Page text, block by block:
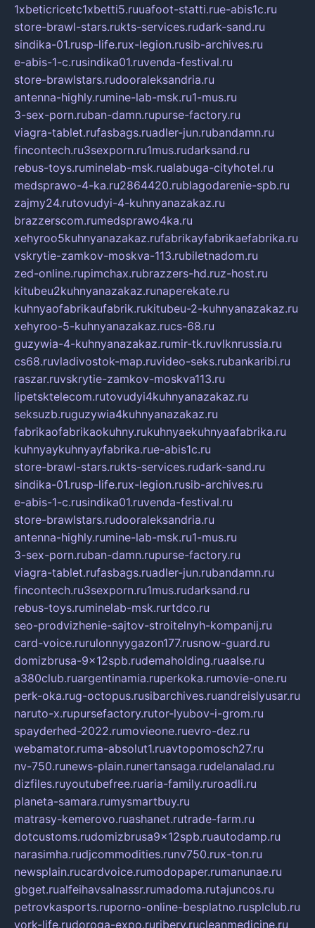
1xbeticricetc1xbetti5.ruuafoot-statti.rue-abis1c.ru
store-brawl-stars.rukts-services.rudark-sand.ru
sindika-01.rusp-life.rux-legion.rusib-archives.ru
e-abis-1-c.rusindika01.ruvenda-festival.ru
store-brawlstars.rudooraleksandria.ru
antenna-highly.rumine-lab-msk.ru1-mus.ru
3-sex-porn.ruban-damn.rupurse-factory.ru
viagra-tablet.rufasbags.ruadler-jun.rubandamn.ru
fincontech.ru3sexporn.ru1mus.rudarksand.ru
rebus-toys.ruminelab-msk.rualabuga-cityhotel.ru
medsprawo-4-ka.ru2864420.rublagodarenie-spb.ru
zajmy24.rutovudyi-4-kuhnyanazakaz.ru
brazzerscom.rumedsprawo4ka.ru
xehyroo5kuhnyanazakaz.rufabrikayfabrikaefabrika.ru
vskrytie-zamkov-moskva-113.rubiletnadom.ru
zed-online.rupimchax.rubrazzers-hd.ruz-host.ru
kitubeu2kuhnyanazakaz.runaperekate.ru
kuhnyaofabrikaufabrik.rukitubeu-2-kuhnyanazakaz.ru
xehyroo-5-kuhnyanazakaz.rucs-68.ru
guzywia-4-kuhnyanazakaz.rumir-tk.ruvlknrussia.ru
cs68.ruvladivostok-map.ruvideo-seks.rubankaribi.ru
raszar.ruvskrytie-zamkov-moskva113.ru
lipetsktelecom.rutovudyi4kuhnyanazakaz.ru
seksuzb.ruguzywia4kuhnyanazakaz.ru
fabrikaofabrikaokuhny.rukuhnyaekuhnyaafabrika.ru
kuhnyaykuhnyayfabrika.rue-abis1c.ru
store-brawl-stars.rukts-services.rudark-sand.ru
sindika-01.rusp-life.rux-legion.rusib-archives.ru
e-abis-1-c.rusindika01.ruvenda-festival.ru
store-brawlstars.rudooraleksandria.ru
antenna-highly.rumine-lab-msk.ru1-mus.ru
3-sex-porn.ruban-damn.rupurse-factory.ru
viagra-tablet.rufasbags.ruadler-jun.rubandamn.ru
fincontech.ru3sexporn.ru1mus.rudarksand.ru
rebus-toys.ruminelab-msk.rurtdco.ru
seo-prodvizhenie-sajtov-stroitelnyh-kompanij.ru
card-voice.rurulonnyygazon177.rusnow-guard.ru
domizbrusa-9x12spb.rudemaholding.ruaalse.ru
a380club.ruargentinamia.ruperkoka.rumovie-one.ru
perk-oka.rug-octopus.rusibarchives.ruandreislyusar.ru
naruto-x.rupursefactory.rutor-lyubov-i-grom.ru
spayderhed-2022.rumovieone.ruevro-dez.ru
webamator.ruma-absolut1.ruavtopomosch27.ru
nv-750.runews-plain.runertansaga.rudelanalad.ru
dizfiles.ruyoutubefree.ruaria-family.ruroadli.ru
planeta-samara.rumysmartbuy.ru
matrasy-kemerovo.ruashanet.rutrade-farm.ru
dotcustoms.rudomizbrusa9x12spb.ruautodamp.ru
narasimha.rudjcommodities.runv750.rux-ton.ru
newsplain.rucardvoice.rumodopaper.rumanunae.ru
gbget.rualfeihavsalnassr.rumadoma.rutajuncos.ru
petrovkasports.ruporno-online-besplatno.rusplclub.ru
york-life.rudoroga-expo.ruribery.rucleanmedicine.ru